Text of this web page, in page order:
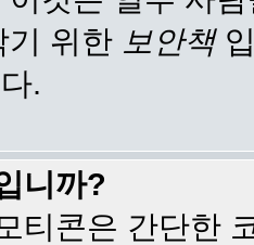
기 위한 보안책
.
니까?
티콘은 간단한